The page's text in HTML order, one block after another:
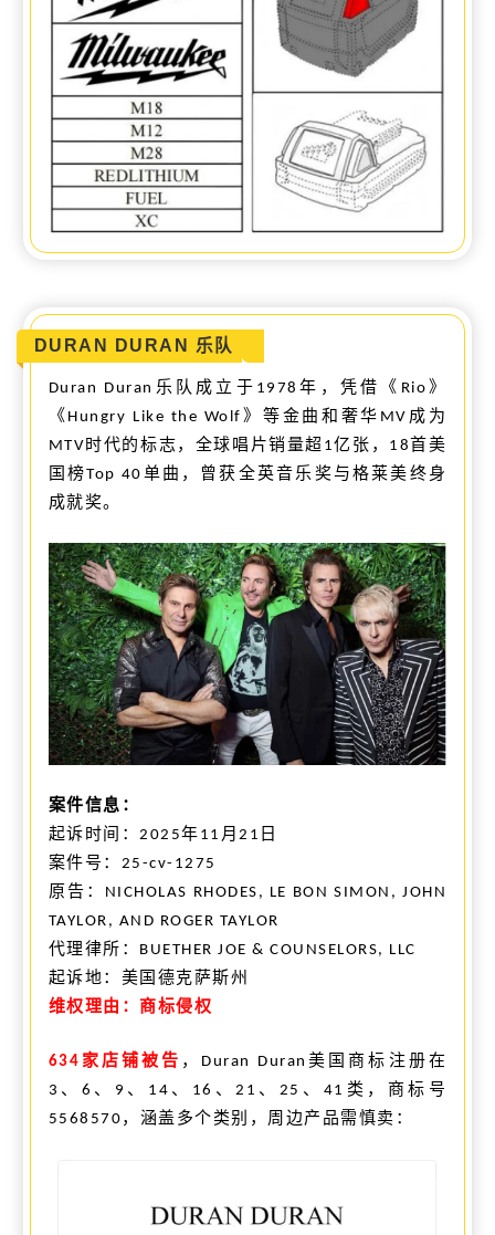
DURAN DURAN 乐队
Duran Duran 乐队成立于 1978 年，凭借《 Rio 》
《 Hungry Like the Wolf 》等金曲和奢华 MV 成为
MTV 时代的标志，全球唱片销量超 1亿张， 18首美
国榜Top 40 单曲，曾获全英音乐奖与格莱美终身
成就奖。
案件信息：
起诉时间： 2025年 11 月 21 日
案件号： 25-cv-1275
原告 ：
NICHOLAS RHODES, LE BON SIMON, JOHN
TAYLOR, AND ROGER TAYLOR
代理律所： BUETHER JOE & COUNSELORS, LLC
起诉地：美国德克萨斯州
维权理由：商标侵权
634 家店铺被告 ， Duran Duran 美国商标注册在
3 、 6 、 9 、 14 、 16 、 21 、 25 、 41 类，商标号
5568570 ，涵盖多个类别，周边产品需慎卖：